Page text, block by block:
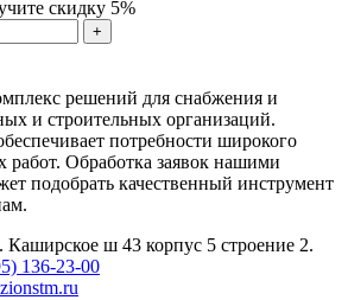
скидку 5%
+
решений для снабжения и
и строительных организаций.
потребности широкого
работ. Обработка заявок нашими
подобрать качественный инструмент
ш 43 корпус 5 строение 2.
136-23-00